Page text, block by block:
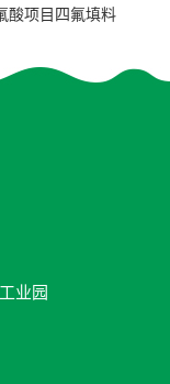
酸项目四氟填料
蚀
业园